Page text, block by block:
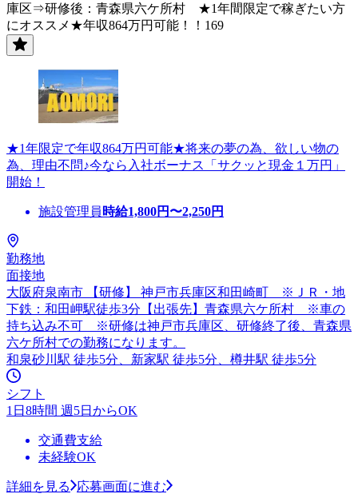
庫区⇒研修後：青森県六ケ所村 ★1年間限定で稼ぎたい方
にオススメ★年収864万円可能！！169
★1年限定で年収864万円可能★将来の夢の為、欲しい物の
為、理由不問♪今なら入社ボーナス「サクッと現金１万円」
開始！
施設管理員 時給1,800円〜2,250円
勤務地
面接地
大阪府泉南市 【研修】 神戸市兵庫区和田崎町 ※ＪＲ・地
下鉄：和田岬駅徒歩3分【出張先】青森県六ケ所村 ※車の
持ち込み不可 ※研修は神戸市兵庫区、研修終了後、青森県
六ケ所村での勤務になります。
和泉砂川駅 徒歩5分、新家駅 徒歩5分、樽井駅 徒歩5分
シフト
1日8時間 週5日からOK
交通費支給
未経験OK
詳細を見る 応募画面に進む